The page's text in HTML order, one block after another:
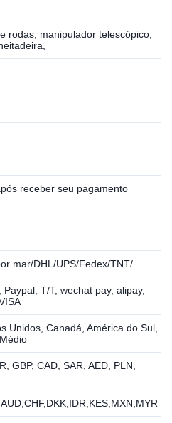
rodas, manipulador telescópico,
receber seu pagamento
mar/DHL/UPS/Fedex/TNT/
T/T, wechat pay, alipay,
Unidos, Canadá, América do Sul,
GBP, CAD, SAR, AED, PLN,